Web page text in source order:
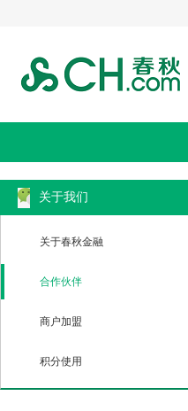
关于我们
关于春秋金融
合作伙伴
商户加盟
积分使用